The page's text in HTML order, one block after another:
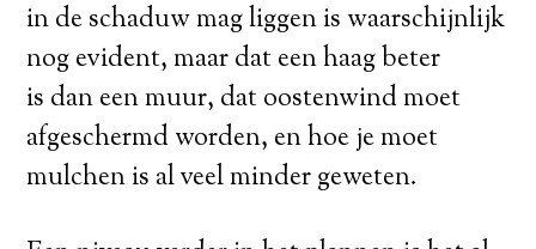
in de schaduw mag liggen is waarschijnlijk
nog evident, maar dat een haag beter
is dan een muur, dat oostenwind moet
afgeschermd worden, en hoe je moet
mulchen is al veel minder geweten.